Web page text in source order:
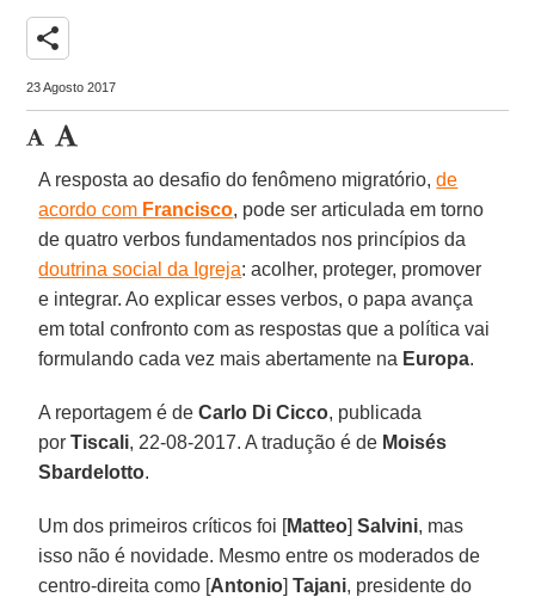
share
23 Agosto 2017
A resposta ao desafio do fenômeno migratório,de
acordo com Francisco, pode ser articulada em torno
de quatro verbos fundamentados nos princípios da
doutrina social da Igreja: acolher, proteger, promover
e integrar. Ao explicar esses verbos, o papa avança
em total confronto com as respostas que a política vai
formulando cada vez mais abertamente na Europa.
A reportagem é deCarlo Di Cicco, publicada
porTiscali, 22-08-2017. A tradução é de Moisés
Sbardelotto.
Um dos primeiros críticos foi [Matteo]Salvini, mas
isso não é novidade. Mesmo entre os moderados de
centro-direita como [Antonio]Tajani, presidente do